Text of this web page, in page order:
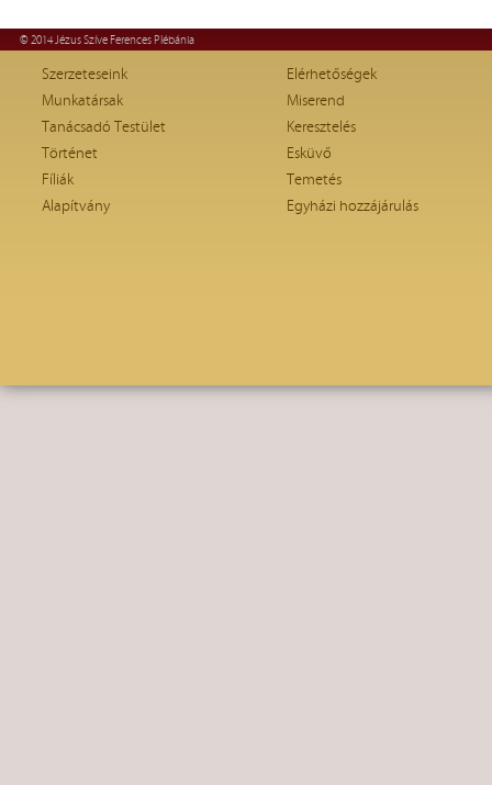
© 2014 Jézus Szíve Ferences Plébánia
Szerzeteseink
Munkatársak
Tanácsadó Testület
Történet
Fíliák
Alapítvány
Elérhetőségek
Miserend
Keresztelés
Esküvő
Temetés
Egyházi hozzájárulás